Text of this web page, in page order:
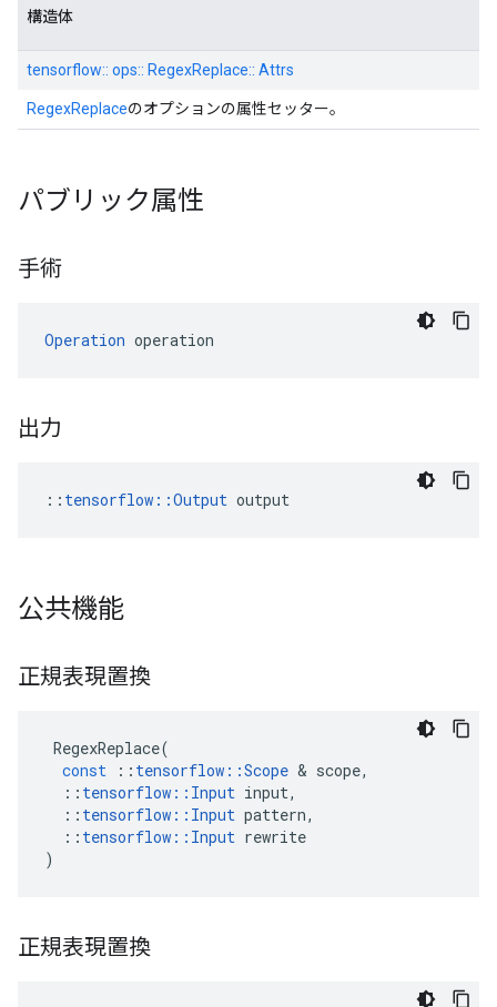
構造体
tensorflow:: ops:: RegexReplace:: Attrs
RegexReplaceのオプションの属性セッター。
パブリック属性
手術
Operation operation
出力
:: tensorflow::Output output
公共機能
正規表現置換
RegexReplace(
const
:: tensorflow ::Scope & scope,
:: tensorflow :: Input input,
:: tensorflow :: Input pattern,
:: tensorflow :: Input rewrite
)
正規表現置換